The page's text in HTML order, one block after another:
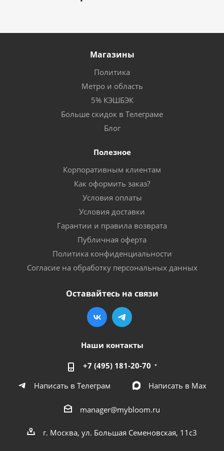
Магазины
Политика
Метро и область
5% КЭШБЭК
Больше скидок в Телеграме
Блог
Полезное
Корпоративным клиентам
Как оформить заказ?
Условия оплаты
Условия доставки
Гарантии и правила возврата
Публичная оферта
Политика конфиденциальности
Согласие на обработку персональных данных
Оставайтесь на связи
Наши контакты
+7 (495) 181-20-70
Написать в Телеграм
Написать в Мах
manager@mybloom.ru
г. Москва, ул. Большая Семеновская, 11с3